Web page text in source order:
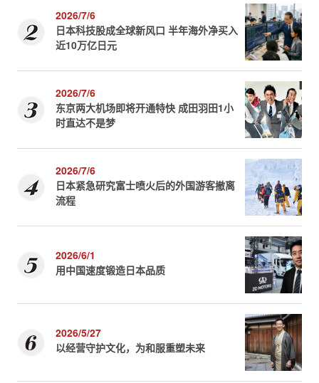
2026/7/6
日本科技股成全球新风口 半年海外净买入
近10万亿日元
2026/7/6
东京两大机场即将开通特快 成田羽田1小
时直达不是梦
2026/7/6
日本紧急研究富士喷火后的外国游客撤离
流程
2026/6/1
用中国速度锻造日本品质
2026/5/27
以经营守护文化，为和服重塑未来